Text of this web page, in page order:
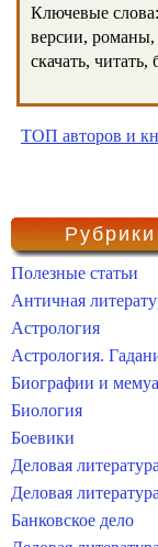
Ключевые
версии, романы,
скачать,
ТОП авторов и
Рубрики
Полезные статьи
Античная
Астрология
Астрология.
Биографии и
Биология
Боевики
Деловая литература
Деловая
Банковское дело